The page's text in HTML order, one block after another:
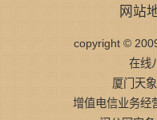
网站
copyright ©
在线
厦门天
增值电信业务经